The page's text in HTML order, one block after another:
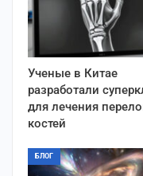
Ученые в Китае
разработали
для лечения
костей
БЛОГ